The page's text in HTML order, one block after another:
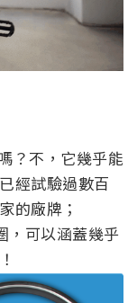
？不，它幾乎能
經試驗過數百
的廠牌；
可以涵蓋幾乎